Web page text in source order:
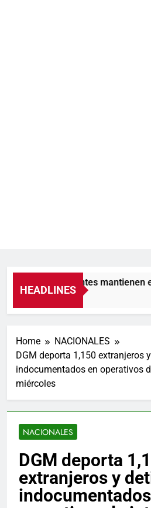
HEADLINES
Nuestros agentes mantienen
6 Horas Ago
Home
NACIONALES
DGM deporta 1,150 extranjeros
indocumentados en operativos
miércoles
NACIONALES
DGM deporta
extranjeros y